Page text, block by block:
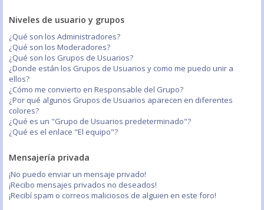
Niveles de usuario y grupos
¿Qué son los Administradores?
¿Qué son los Moderadores?
¿Qué son los Grupos de Usuarios?
¿Donde están los Grupos de Usuarios y como me puedo unir a
ellos?
¿Cómo me convierto en Responsable del Grupo?
¿Por qué algunos Grupos de Usuarios aparecen en diferentes
colores?
¿Qué es un "Grupo de Usuarios predeterminado"?
¿Qué es el enlace "El equipo"?
Mensajería privada
¡No puedo enviar un mensaje privado!
¡Recibo mensajes privados no deseados!
¡Recibí spam o correos maliciosos de alguien en este foro!